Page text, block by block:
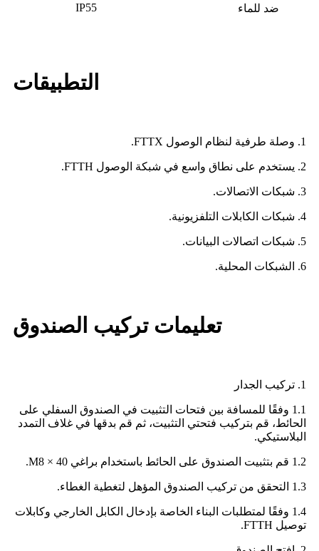
ضد للماء IP55
التطبيقات
1. وصلة طرفية لنظام الوصول FTTX.
2. يستخدم على نطاق واسع في شبكة الوصول FTTH.
3. شبكات الاتصالات.
4. شبكات الكابلات التلفزيونية.
5. شبكات اتصالات البيانات.
6. الشبكات المحلية.
تعليمات تركيب الصندوق
1. تركيب الجدار
1.1 وفقًا للمسافة بين فتحات التثبيت في الصندوق السفلي على
الحائط، قم بتركيب فتحتي التثبيت، ثم قم بدقها في غلاف التمدد
البلاستيكي.
1.2 قم بتثبيت الصندوق على الحائط باستخدام براغي M8 × 40.
1.3 التحقق من تركيب الصندوق المؤهل لتغطية الغطاء.
1.4 وفقًا لمتطلبات البناء الخاصة بإدخال الكابل الخارجي وكابلات
توصيل FTTH.